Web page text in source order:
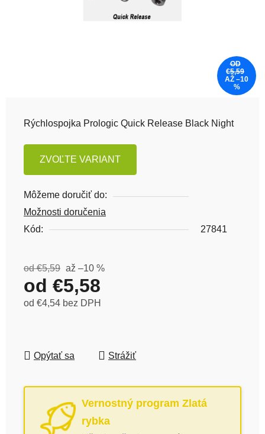
Rýchlospojka Prologic Quick Release Black Night
ZVOĽTE VARIANT
Môžeme doručiť do:
Možnosti doručenia
Kód:
27841
od €5,59 až –10 %
od €5,58
od €4,54 bez DPH
Opýtať sa Strážiť
Vernostný program Zlatá
rybka
OD
€5,59
AŽ –10
%